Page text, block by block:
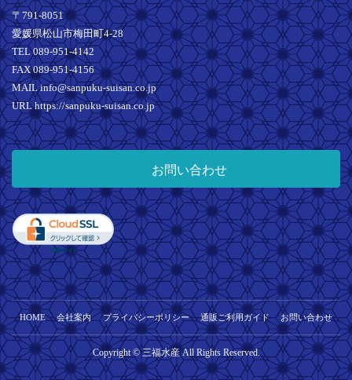
〒791-8051
愛媛県松山市梅田町4-28
TEL 089-951-4142
FAX 089-951-4156
MAIL info@sanpuku-suisan.co.jp
URL https://sanpuku-suisan.co.jp
お問い合わせ
HOME 会社案内 プライバシーポリシー 通販ご利用ガイド お問い合わせ
Copyright © 三福水産 All Rights Reserved.